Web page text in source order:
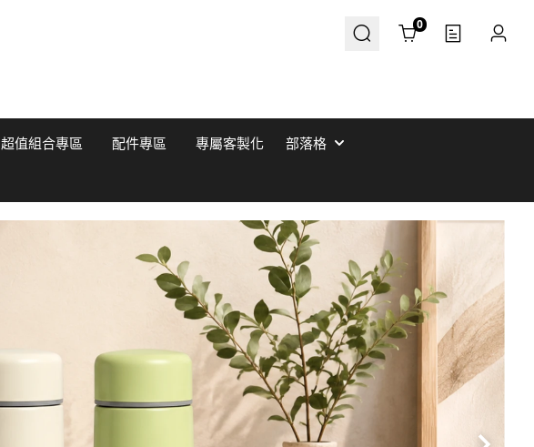
Cart0
超值組合專區 配件專區 專屬客製化
部落格